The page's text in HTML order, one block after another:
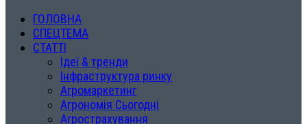
ГОЛОВНА
СПЕЦТЕМА
СТАТТІ
Ідеї & тренди
Інфраструктура ринку
Агромаркетинг
Агрономія Сьогодні
Агрострахування